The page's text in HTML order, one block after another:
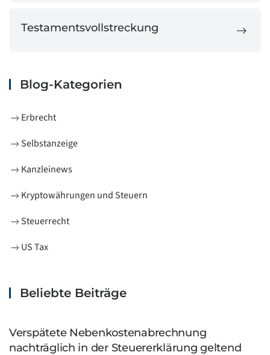
Testamentsvollstreckung
Blog-Kategorien
Erbrecht
Selbstanzeige
Kanzleinews
Kryptowährungen und Steuern
Steuerrecht
US Tax
Beliebte Beiträge
Verspätete Nebenkostenabrechnung
nachträglich in der Steuererklärung geltend